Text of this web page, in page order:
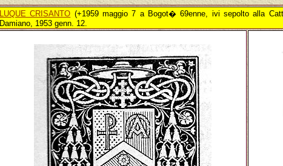
LUQUE CRISANTO (+1959 maggio 7 a Bogot� 69enne, ivi sepolto alla
Damiano, 1953 genn. 12.